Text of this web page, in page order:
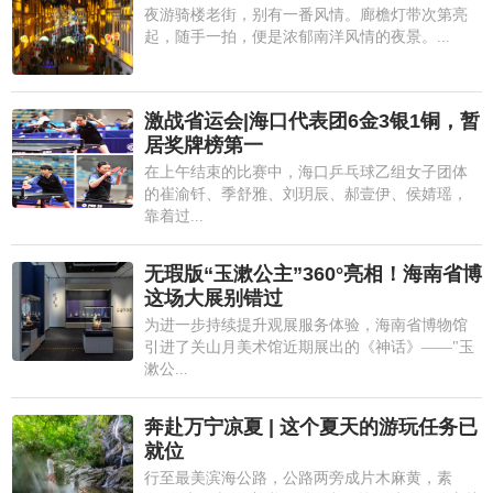
夜游骑楼老街，别有一番风情。廊檐灯带次第亮
起，随手一拍，便是浓郁南洋风情的夜景。...
激战省运会|海口代表团6金3银1铜，暂
居奖牌榜第一
在上午结束的比赛中，海口乒乓球乙组女子团体
的崔渝钎、季舒雅、刘玥辰、郝壹伊、侯婧瑶，
靠着过...
无瑕版“玉漱公主”360°亮相！海南省博
这场大展别错过
为进一步持续提升观展服务体验，海南省博物馆
引进了关山月美术馆近期展出的《神话》——"玉
漱公...
奔赴万宁凉夏 | 这个夏天的游玩任务已
就位
行至最美滨海公路，公路两旁成片木麻黄，素